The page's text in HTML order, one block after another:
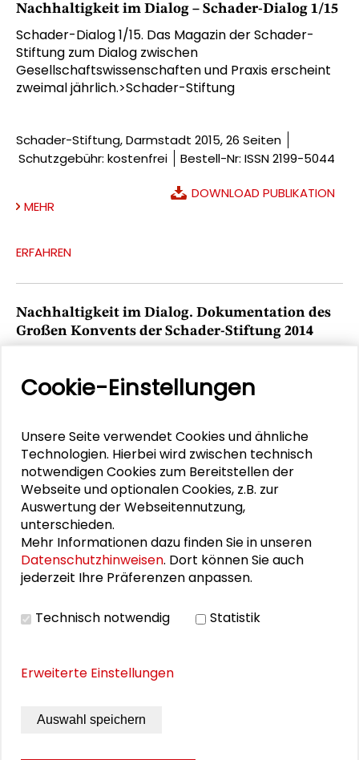
Nachhaltigkeit im Dialog – Schader-Dialog 1/15
Schader-Dialog 1/15. Das Magazin der Schader-
Stiftung zum Dialog zwischen
Gesellschaftswissenschaften und Praxis erscheint
zweimal jährlich.>Schader-Stiftung
Schader-Stiftung, Darmstadt 2015, 26 Seiten
Schutzgebühr: kostenfrei
Bestell-Nr: ISSN 2199-5044
MEHR
ERFAHREN
DOWNLOAD PUBLIKATION
Nachhaltigkeit im Dialog. Dokumentation des
Großen Konvents der Schader-Stiftung 2014
Konvents der Schader-Stiftung am 14. November
2014.>Schader-Stiftung (Hrsg.)
Darmstadt 2014, 100 Seiten
Schutzgebühr:
kostenfrei
ISBN: 978-3-732936-44-5
MEHR
ERFAHREN
DOWNLOAD PUBLIKATION
Verpackungskosten
Cookie-Einstellungen
Unsere Seite verwendet Cookies und ähnliche
Technologien. Hierbei wird zwischen technisch
notwendigen Cookies zum Bereitstellen der
Webseite und optionalen Cookies, z.B. zur
Auswertung der Webseitennutzung,
unterschieden.
Mehr Informationen dazu finden Sie in unseren
Datenschutzhinweisen. Dort können Sie auch
jederzeit Ihre Präferenzen anpassen.
Technisch notwendig Statistik
Erweiterte Einstellungen
Auswahl speichern